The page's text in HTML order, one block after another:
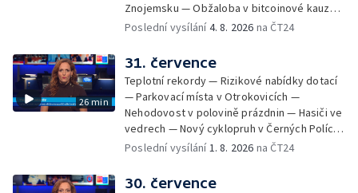
Znojemsku — Obžaloba v bitcoinové kauze
— Přestavba silnice přes Bzenec na
Zašové — Letní opravy divadel — Český hlas
ve vesmíru
Poslední vysílání4. 8. 2026 na ČT24
26 min
31. července
Teplotní rekordy — Rizikové nabídky dotací
— Parkovací místa v Otrokovicích —
Nehodovost v polovině prázdnin — Hasiči ve
vedrech — Nový cyklopruh v Černých Polích
— Květinová výstava ve Věžkách
Poslední vysílání1. 8. 2026 na ČT24
30. července